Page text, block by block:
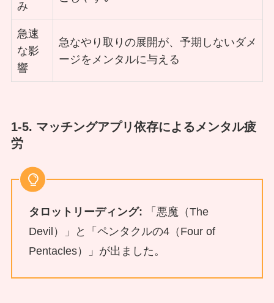
み
急速
な影
響
急なやり取りの展開が、予期しないダメ
ージをメンタルに与える
1-5. マッチングアプリ依存によるメンタル疲
労
タロットリーディング: 「悪魔（The
Devil）」と「ペンタクルの4（Four of
Pentacles）」が出ました。